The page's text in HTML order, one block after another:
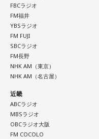
2026年8月8日は、寅の日
に、「令和8年8月8日」
ことから、縁起を意識す
そうです。
一方で、暦は古くから受
り、幸運や成功を約束す
「新しい財布を使い始め
標を立てる」など、自分
っかけとして、無理のな
いでしょう。
気になる方は、radikoの
みてください。
FBCラジオ
FM福井
YBSラジオ
FM FUJI
SBCラジオ
FM長野
NHK AM（東京）
NHK AM（名古屋）
近畿
ABCラジオ
MBSラジオ
OBCラジオ大阪
FM COCOLO